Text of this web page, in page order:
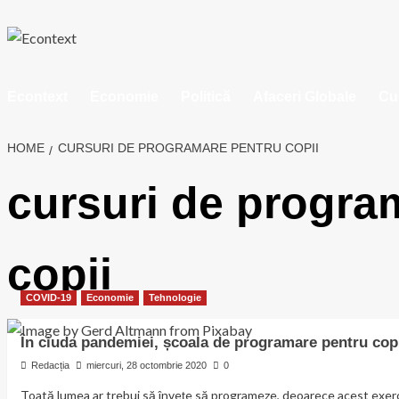
to
HOME CURSURI DE PROGRAMARE PENTRU COPII
cursuri de
copii
COVID-19 Economie Tehnologie
În ciuda pandemiei, școala de programare pentru
Redacția miercuri, 28 octombrie 2020 0
Toată lumea ar trebui să învețe să programeze, deoarece acest